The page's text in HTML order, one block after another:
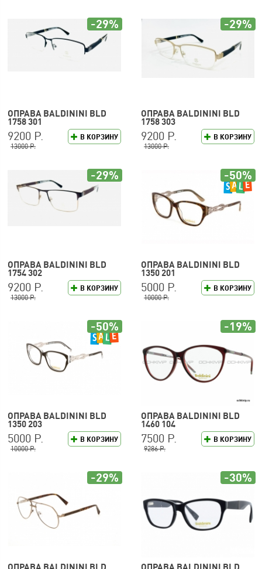
ОПРАВА BALDININI BLD
1758 301
В КОРЗИНУ
9200 Р.
13000 Р.
-29%
ОПРАВА BALDININI BLD
1758 303
В КОРЗИНУ
9200 Р.
13000 Р.
-29%
ОПРАВА BALDININI BLD
1754 302
В КОРЗИНУ
9200 Р.
13000 Р.
-29%
ОПРАВА BALDININI BLD
1350 201
В КОРЗИНУ
5000 Р.
10000 Р.
-50%
ОПРАВА BALDININI BLD
1350 203
В КОРЗИНУ
5000 Р.
10000 Р.
-50%
ОПРАВА BALDININI BLD
1460 104
В КОРЗИНУ
7500 Р.
9286 Р.
-19%
-29% -30%